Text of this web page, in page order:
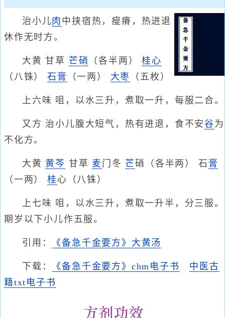
治小儿 肉 中挟宿热，瘦瘠，热进退
休作无时方。
大黄 甘草 芒硝 （各半两）桂心
（八铢） 石膏 （一两） 大枣 （五枚）
上六味 咀，以水三升，煮取一升，每服二合。
又方 治小儿腹大短气，热有进退，食不安谷为
不化方。
大黄 黄芩 甘草 麦 门冬 芒硝（各半两） 石 膏
（一两） 桂 心（八铢）
上七味 咀，以水三升，煮取一升半，分三服。
期岁以下小儿作五服。
引用： 《备急千金要方》大黄汤
下载： 《备急千金要方》chm电子书
中医古
籍txt电子书